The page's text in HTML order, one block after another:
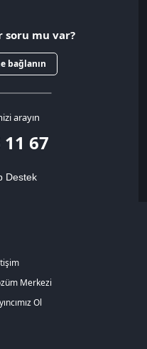
soru mu var?
bağlanın
arayın
67
Destek
Merkezi
Ol